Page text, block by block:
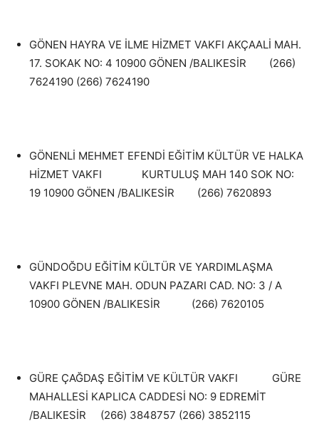
GÖNEN HAYRA VE İLME HİZMET VAKFI AKÇAALİ MAH.
17. SOKAK NO: 4 10900 GÖNEN /BALIKESİR (266)
7624190 (266) 7624190
GÖNENLİ MEHMET EFENDİ EĞİTİM KÜLTÜR VE HALKA
HİZMET VAKFI KURTULUŞ MAH 140 SOK NO:
19 10900 GÖNEN /BALIKESİR (266) 7620893
GÜNDOĞDU EĞİTİM KÜLTÜR VE YARDIMLAŞMA
VAKFI PLEVNE MAH. ODUN PAZARI CAD. NO: 3 / A
10900 GÖNEN /BALIKESİR (266) 7620105
GÜRE ÇAĞDAŞ EĞİTİM VE KÜLTÜR VAKFI GÜRE
MAHALLESİ KAPLICA CADDESİ NO: 9 EDREMİT
/BALIKESİR (266) 3848757 (266) 3852115